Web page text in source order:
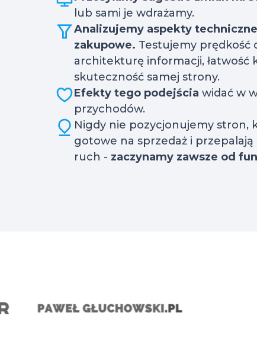
lub sami je wdrażamy.
Analizujemy aspekty
zakupowe. Testujemy prędkość
architekturę informacji, łatwość
skuteczność samej strony.
Efekty tego podejścia widać w
przychodów.
Nigdy nie pozycjonujemy stron,
gotowe na sprzedaż i przepalają
ruch - zaczynamy zawsze od